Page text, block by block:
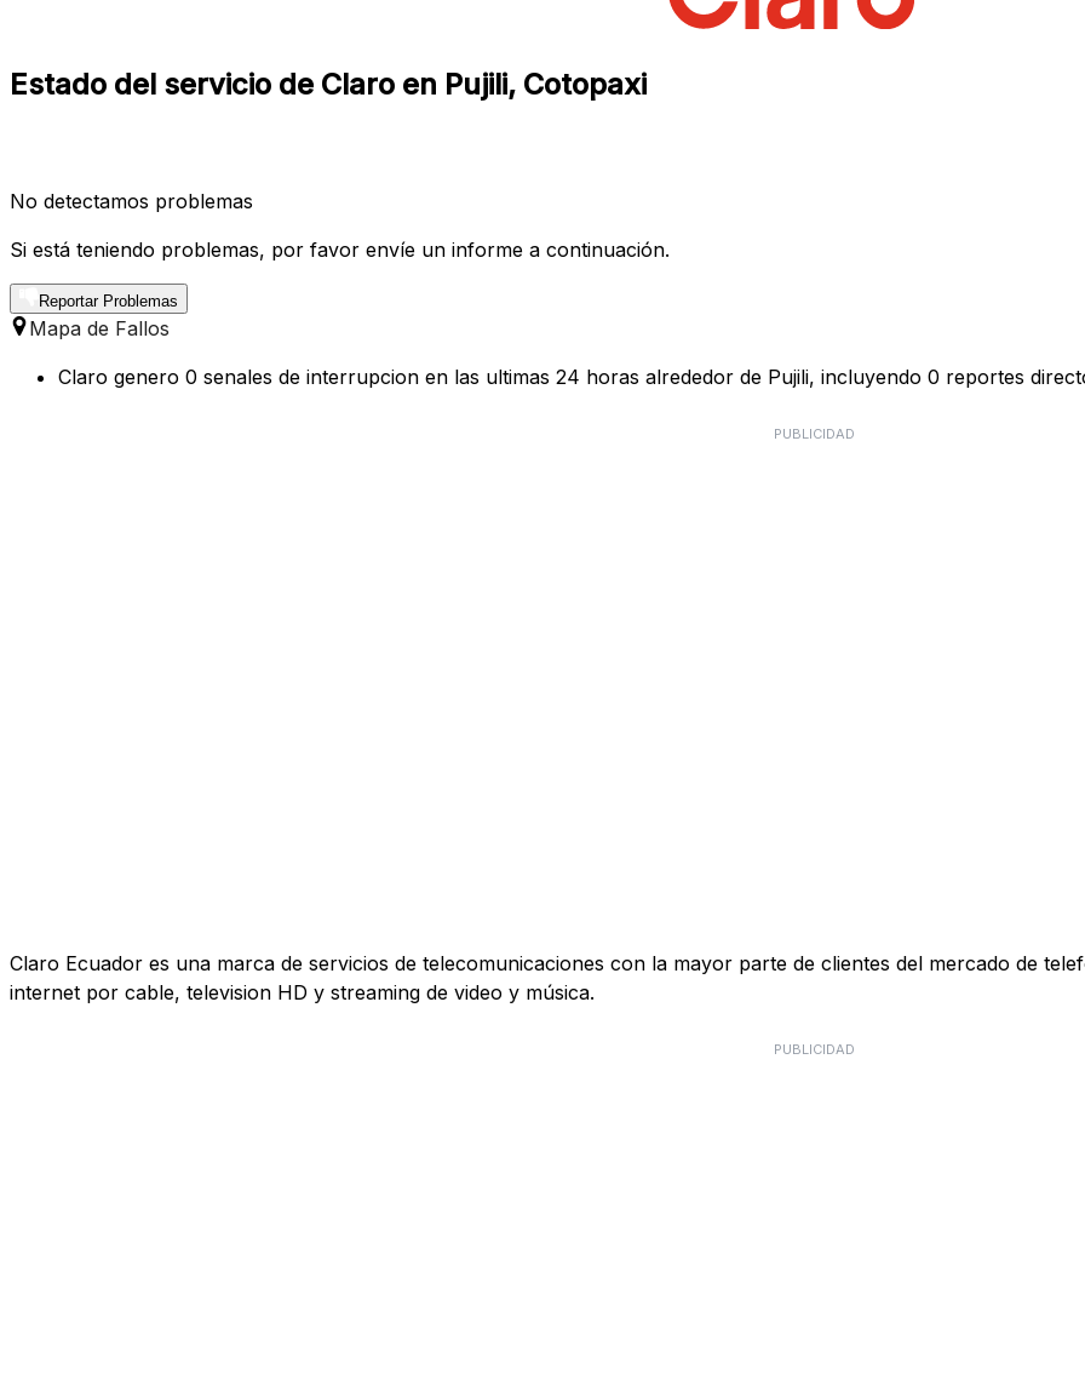
Estado del servicio de Claro en Pujili, Cotopaxi
No detectamos problemas
Si está teniendo problemas, por favor envíe un informe a continuación.
Reportar Problemas
Mapa de Fallos
Claro genero 0 senales de interrupcion en las ultimas 24 horas alrededor de Pujili, incluyendo 0 reportes
PUBLICIDAD
Claro Ecuador es una marca de servicios de telecomunicaciones con la mayor parte de clientes del mercado de
internet por cable, television HD y streaming de video y música.
PUBLICIDAD